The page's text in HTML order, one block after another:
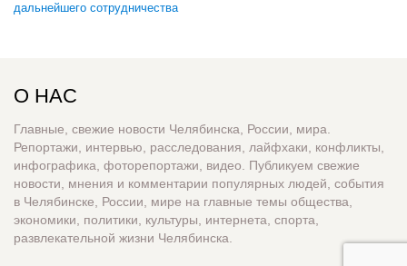
дальнейшего сотрудничества
О НАС
Главные, свежие новости Челябинска, России, мира.
Репортажи, интервью, расследования, лайфхаки, конфликты,
инфографика, фоторепортажи, видео. Публикуем свежие
новости, мнения и комментарии популярных людей, события
в Челябинске, России, мире на главные темы общества,
экономики, политики, культуры, интернета, спорта,
развлекательной жизни Челябинска.